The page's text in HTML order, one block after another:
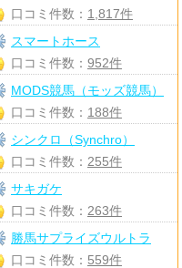
口コミ件数： 1,817件
スマートホース
口コミ件数： 952件
MODS競馬（モッズ競馬）
口コミ件数： 188件
シンクロ（Synchro）
口コミ件数： 255件
サキガケ
口コミ件数： 263件
勝馬サプライズウルトラ
口コミ件数： 559件